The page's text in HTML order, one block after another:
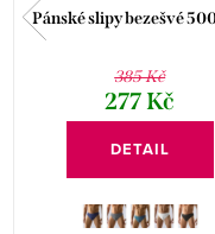
Pánské slipy bezešvé
385 Kč
277 Kč
DETAIL